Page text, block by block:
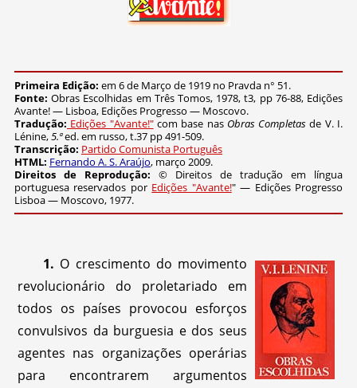
Primeira Edição: em 6 de Março de 1919 no Pravda n° 51.
Fonte:Obras Escolhidas em Três Tomos, 1978, t3, pp 76-88, Edições
Avante! — Lisboa, Edições Progresso — Moscovo.
Tradução: Edições "Avante!"com base nas Obras Completas de V. I.
Lénine,5.ªed. em russo, t.37 pp 491-509.
Transcrição: Partido Comunista Português
HTML: Fernando A. S. Araújo, março 2009.
Direitos de Reprodução: © Direitos de tradução em língua
portuguesa reservados por Edições "Avante!" — Edições Progresso
Lisboa — Moscovo, 1977.
1. O crescimento do movimento
revolucionário do proletariado em
todos os países provocou esforços
convulsivos da burguesia e dos seus
agentes nas organizações operárias
para encontrarem argumentos